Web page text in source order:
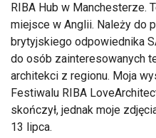
RIBA Hub w Manchesterze.
miejsce w Anglii. Należy do
brytyjskiego odpowiednika
do osób zainteresowanych
architekci z regionu. Moja
Festiwalu RIBA
skończył, jednak moje
13 lipca.